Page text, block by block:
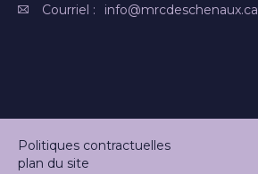
Courriel :
info@mrcdeschenaux.ca
Politiques contractuelles
plan du site